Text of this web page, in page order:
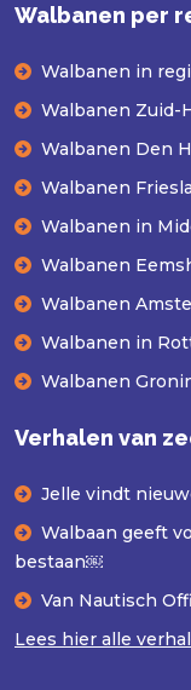
Walbanen per
Walbanen in
Walbanen Zuid-
Walbanen Den
Walbanen
Walbanen in
Walbanen
Walbanen
Walbanen in
Walbanen
Verhalen van
Jelle vindt
Walbaan geeft
bestaan￼
Van Nautisch
Lees hier alle